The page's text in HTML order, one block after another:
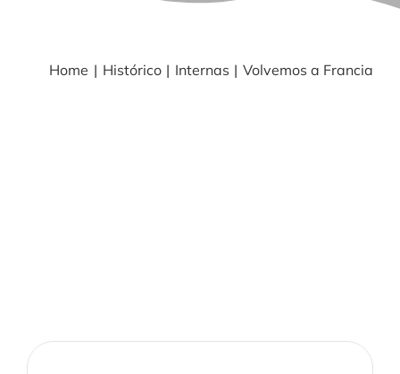
Home Histórico Internas Volvemos a Francia